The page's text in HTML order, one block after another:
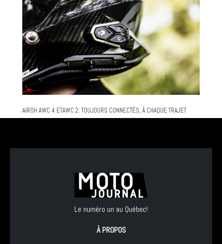
AIROH AWC 4 ETAWC 2: TOUJOURS CONNECTÉS, À CHAQUE TRAJET
Le numéro un au Québec!
À PROPOS